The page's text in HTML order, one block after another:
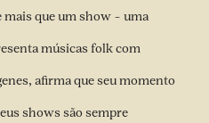
mais que um show – uma
músicas folk com
afirma que seu momento
shows são sempre